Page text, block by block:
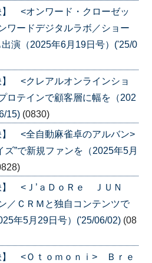
】 <オンワード・クローゼッ
ワードデジタルラボ／ショー
出演（2025年6月19日号）('25/0
】 <クレアルオンラインショ
テインで顧客層に幅を（202
15) (0830)
】 <全自動麻雀卓のアルバン>
”で新規ファンを（2025年5月
】 <Ｊ’ａＤｏＲｅ ＪＵＮ
／ＣＲＭと独自コンテンツで
年5月29日号）('25/06/02) (08
】 <Ｏｔｏｍｏｎｉ> Ｂｒｅ